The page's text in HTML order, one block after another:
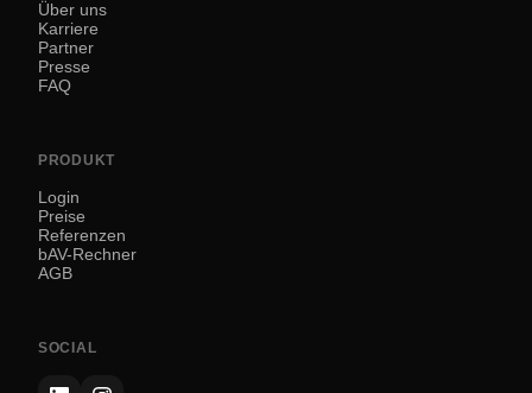
Über uns
Karriere
Partner
Presse
FAQ
PRODUKT
Login
Preise
Referenzen
bAV-Rechner
AGB
SOCIAL